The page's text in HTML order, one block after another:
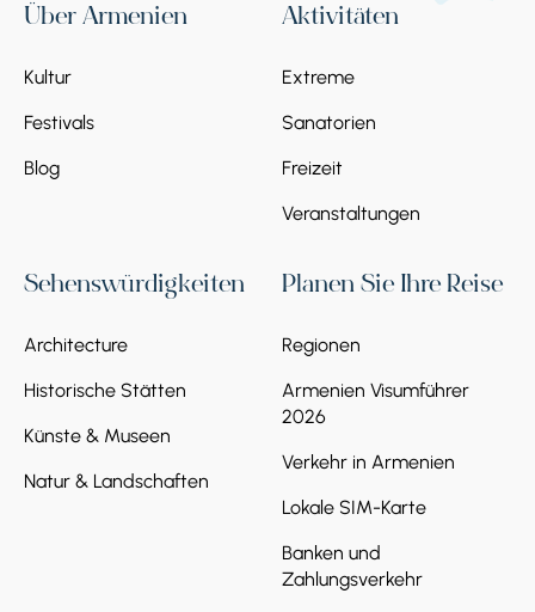
Über Armenien
Kultur
Festivals
Blog
Aktivitäten
Extreme
Sanatorien
Freizeit
Veranstaltungen
Sehenswürdigkeiten
Architecture
Historische Stätten
Künste & Museen
Natur & Landschaften
Planen Sie Ihre Reise
Regionen
Armenien Visumführer
2026
Verkehr in Armenien
Lokale SIM-Karte
Banken und
Zahlungsverkehr